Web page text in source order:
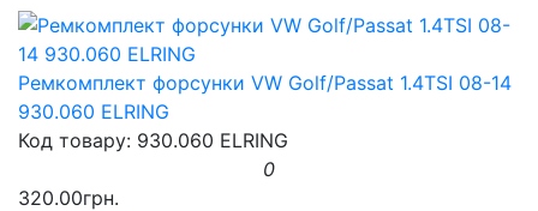
Ремкомплект форсунки VW Golf/Passat 1.4TSI 08-14
930.060 ELRING
Код товару: 930.060 ELRING
0
320.00грн.